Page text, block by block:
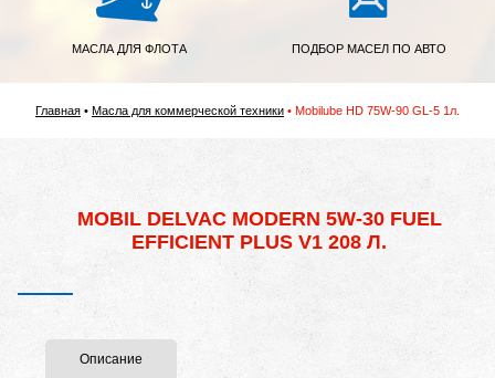
МАСЛА ДЛЯ ФЛОТА ПОДБОР МАСЕЛ ПО АВТО
Главная Масла для коммерческой техники Mobilube HD 75W-90 GL-5 1л.
MOBIL DELVAC MODERN 5W-30 FUEL
EFFICIENT PLUS V1 208 Л.
Описание